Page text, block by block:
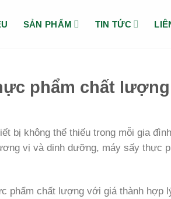
SẢN PHẨM TIN TỨC
phẩm chất
bị không thể thiếu trong mỗi gia
vị và dinh dưỡng, máy sấy thực
phẩm chất lượng với giá thành hợp